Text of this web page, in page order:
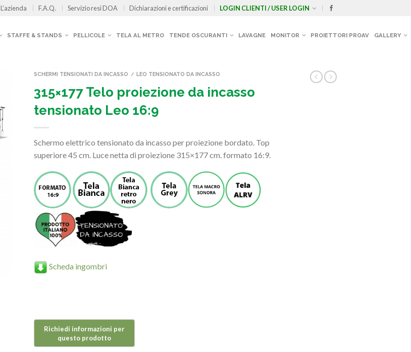
L’azienda F.A.Q. Servizio resi DOA Dichiarazioni e certificazioni LOGIN CLIENTI / USER LOGIN
STAFFE & STANDS PELLICOLE TELA AL METRO TENDE OSCURANTI LAVAGNE MONITOR PROIETTORI PROAV GALLERY
SCHERMI TENSIONATI DA INCASSO / LEO TENSIONATO DA INCASSO
315×177 Telo proiezione da incasso
tensionato Leo 16:9
Schermo elettrico tensionato da incasso per proiezione bordato. Top
superiore 45 cm. Luce netta di proiezione 315×177 cm. formato 16:9.
Scheda ingombri